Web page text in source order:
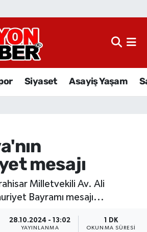
Siyaset Asayiş Yaşam
mesajı
Milletvekili Av. Ali
Bayramı mesajı...
28.10.2024 - 13:02
YAYINLANMA
1 DK
OKUNMA SÜRESI